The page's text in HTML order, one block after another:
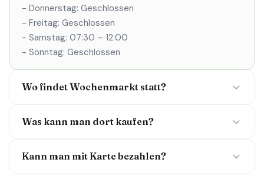
- Donnerstag: Geschlossen
- Freitag: Geschlossen
- Samstag: 07:30 – 12:00
- Sonntag: Geschlossen
Wo findet Wochenmarkt statt?
Was kann man dort kaufen?
Kann man mit Karte bezahlen?